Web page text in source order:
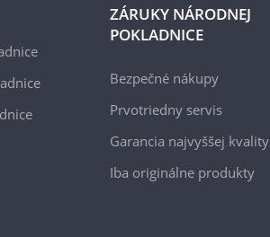
ZÁRUKY NÁRODNEJ
POKLADNICE
Bezpečné nákupy
Prvotriedny servis
Garancia najvyššej kvality
Iba originálne produkty